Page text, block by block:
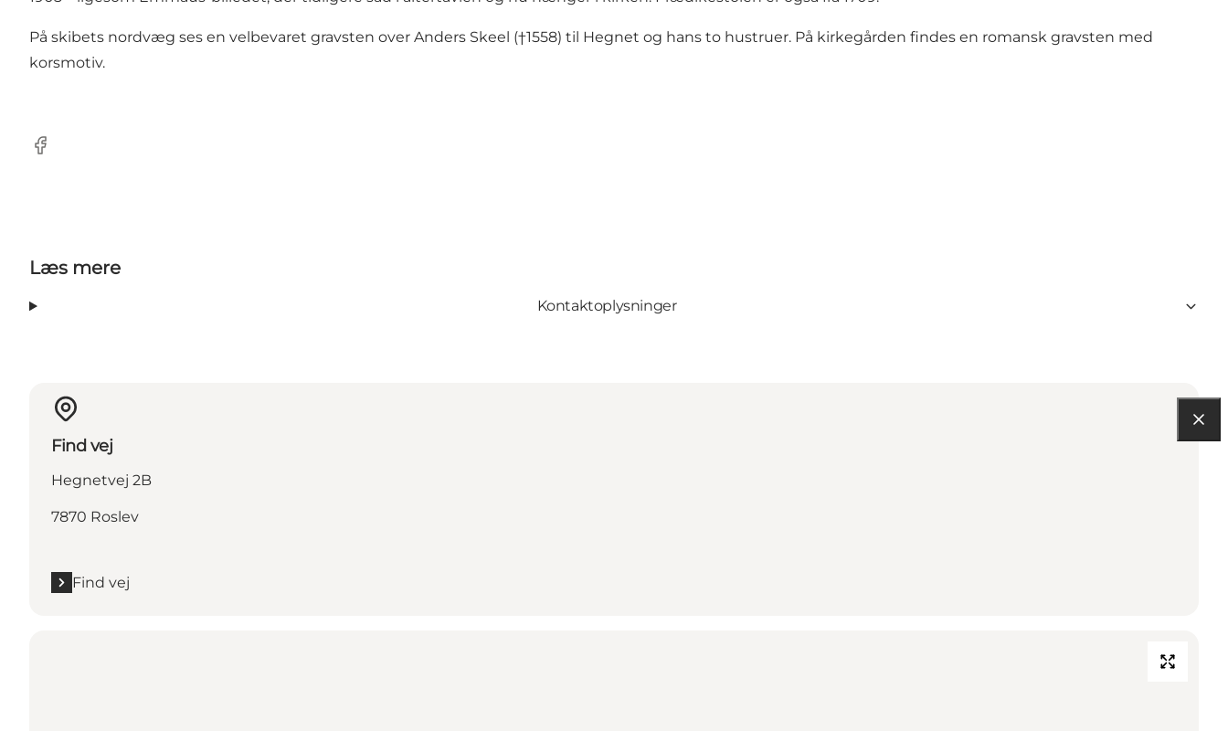
På skibets nordvæg ses en velbevaret gravsten over Anders Skeel (†1558) til Hegnet og hans to hustruer. På kirkegården findes en romansk gravsten med
korsmotiv.
Facebook
Læs mere
Kontaktoplysninger
Find vej
Hegnetvej 2B
7870 Roslev
Find vej